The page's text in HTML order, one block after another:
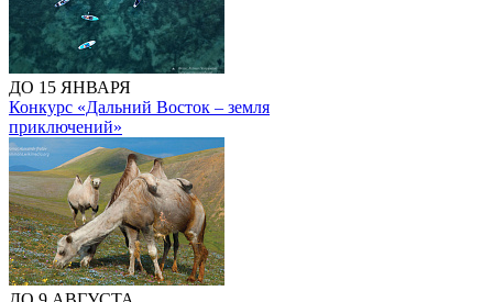
ДО 15 ЯНВАРЯ
Конкурс «Дальний Восток – земля
приключений»